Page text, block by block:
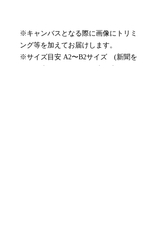
※キャンバスとなる際に画像にトリミ
ング等を加えてお届けします。
※サイズ目安 A2〜B2サイズ (新聞を